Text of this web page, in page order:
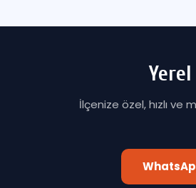
İlçenize özel, hızlı